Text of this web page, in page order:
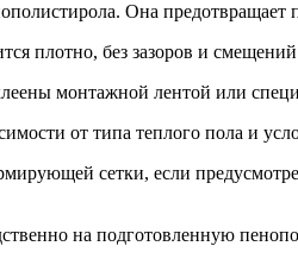
Она
плотно, без зазоров и
монтажной лентой или
от типа теплого пола и
сетки, если
на подготовленную